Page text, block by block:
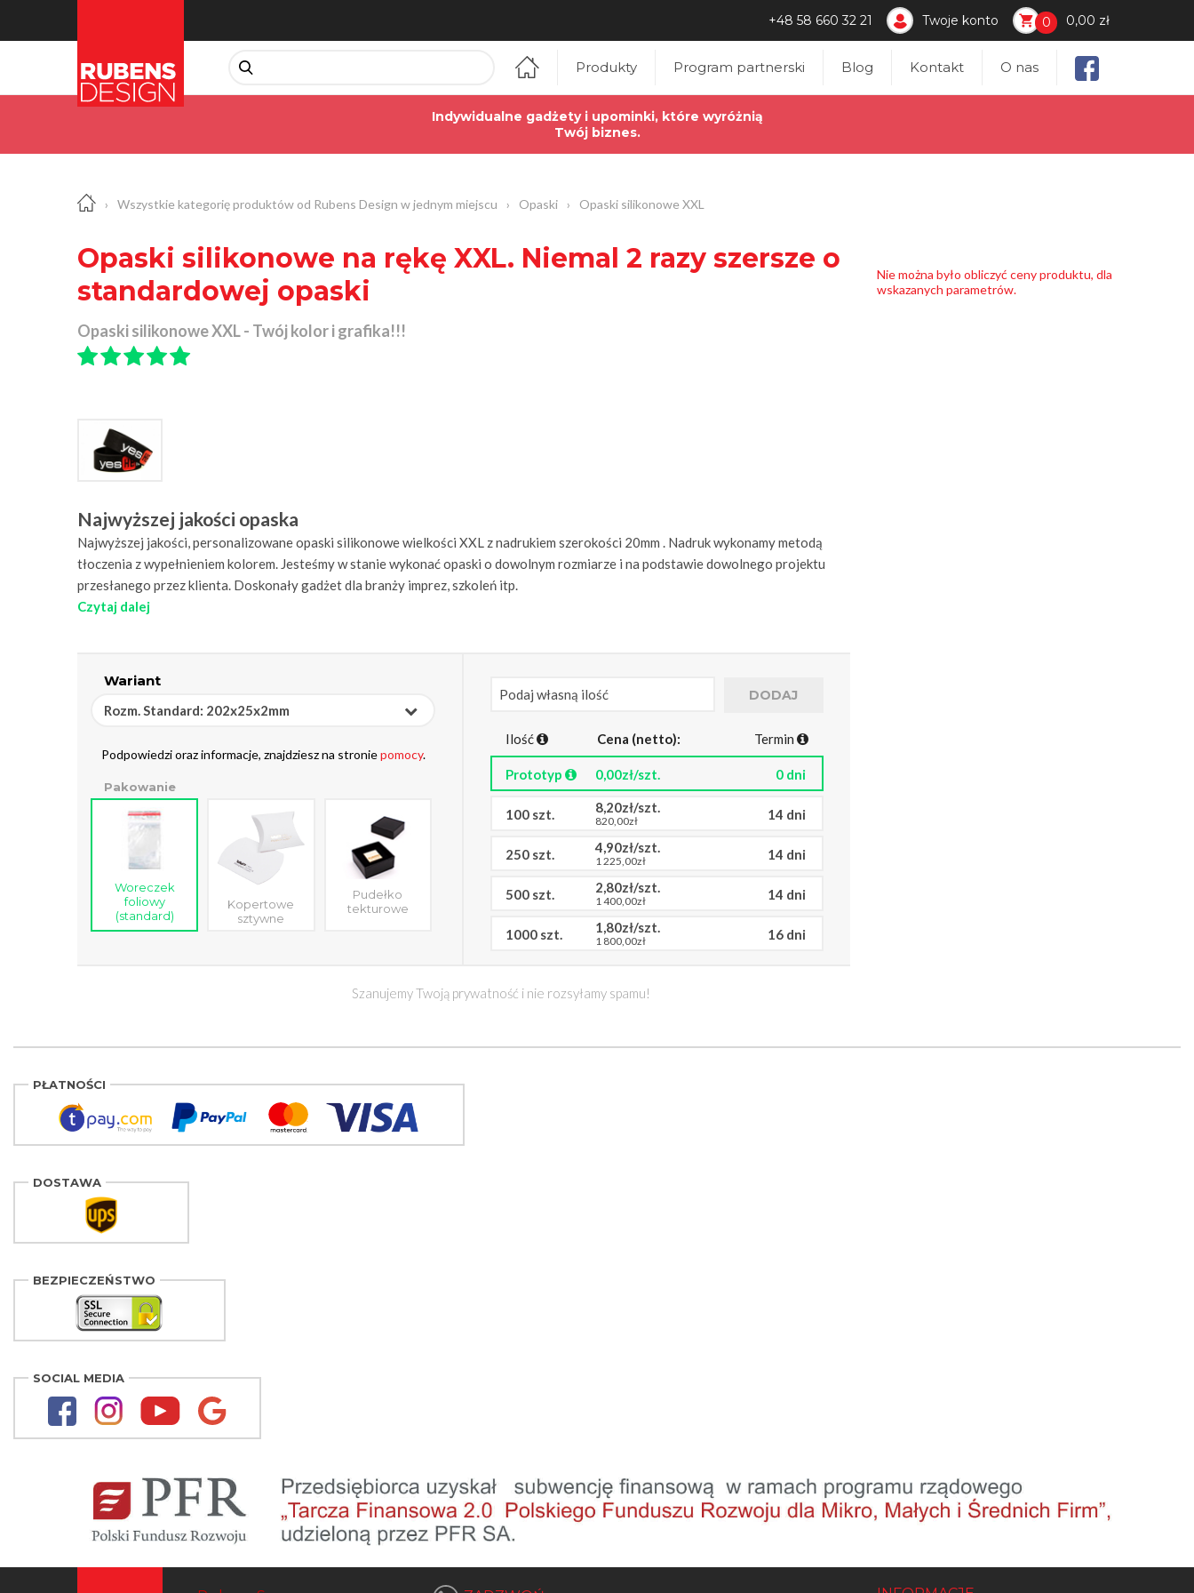
+48 58 660 32 21 Twoje konto 0 0,00 zł
Produkty Program partnerski Blog Kontakt O nas
Indywidualne gadżety i upominki, które wyróżnią
Twój biznes.
› Wszystkie kategorię produktów od Rubens Design w jednym miejscu › Opaski › Opaski silikonowe XXL
Opaski silikonowe na rękę XXL. Niemal 2 razy szersze o
standardowej opaski
Opaski silikonowe XXL - Twój kolor i grafika!!!
Najwyższej jakości opaska
Najwyższej jakości, personalizowane opaski silikonowe wielkości XXL z nadrukiem szerokości 20mm . Nadruk wykonamy metodą
tłoczenia z wypełnieniem kolorem. Jesteśmy w stanie wykonać opaski o dowolnym rozmiarze i na podstawie dowolnego projektu
przesłanego przez klienta. Doskonały gadżet dla branży imprez, szkoleń itp.
Czytaj dalej
Wariant
Rozm. Standard: 202x25x2mm
Podpowiedzi oraz informacje, znajdziesz na stroniepomocy.
Pakowanie
Woreczek
foliowy
(standard)
Kopertowe
sztywne
Pudełko
tekturowe
Ilość Cena (netto): Termin
Prototyp 0,00zł/szt. 0 dni
100 szt. 8,20zł/szt.
820,00zł 14 dni
250 szt. 4,90zł/szt.
1 225,00zł 14 dni
500 szt. 2,80zł/szt.
1 400,00zł 14 dni
1000 szt. 1,80zł/szt.
1 800,00zł 16 dni
Nie można było obliczyć ceny produktu, dla
wskazanych parametrów.
Szanujemy Twoją prywatność i nie rozsyłamy spamu!
PŁATNOŚCI
DOSTAWA
BEZPIECZEŃSTWO
SOCIAL MEDIA